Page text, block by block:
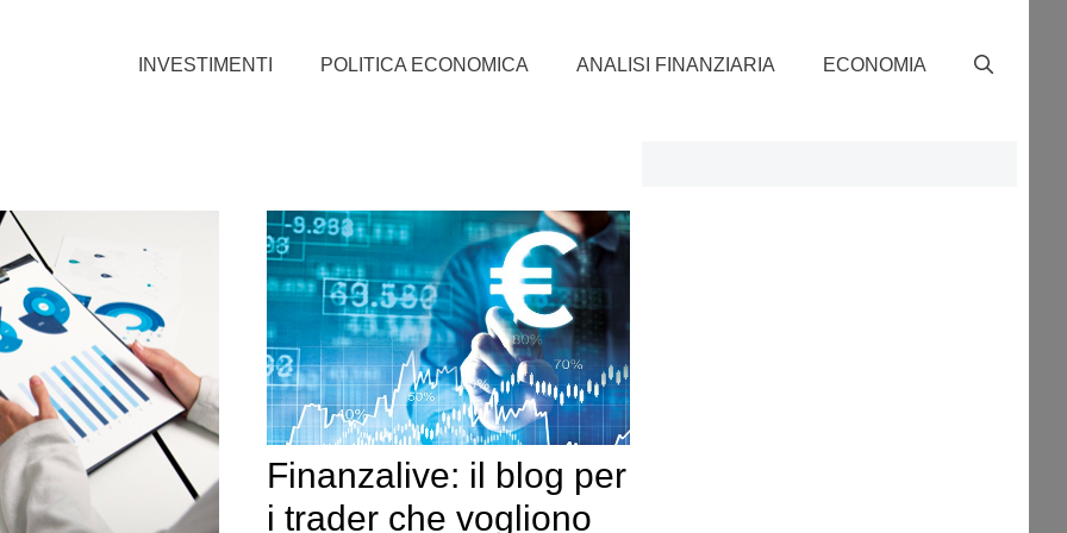
INVESTIMENTI POLITICA ECONOMICA ANALISI FINANZIARIA ECONOMIA
Finanzalive: il blog per
i trader che vogliono